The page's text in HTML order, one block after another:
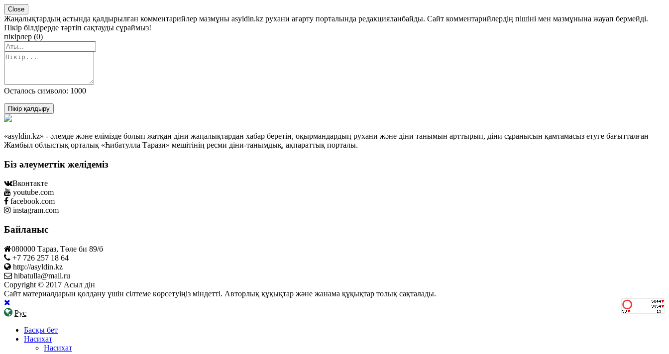
Close
Жаңалықтардың астында қалдырылған комментарийлер мазмұны asyldin.kz рухани ағарту порталында редакцияланбайды. Сайт комментарийлердің пішіні мен мазмұнына жауап бермейді.
Пікір білдірерде тәртіп сақтауды сұраймыз!
пікірлер (0)
Осталось символо: 1000
Пікір қалдыру
«asyldin.kz» - әлемде және елімізде болып жатқан діни жаңалықтардан хабар беретін, оқырмандардың рухани және діни танымын арттырып, діни сұранысын қамтамасыз етуге бағытталған
Жамбыл облыстық орталық «Һибатулла Тарази» мешітінің ресми діни-танымдық, ақпараттық порталы.
Біз әлеуметтік желідеміз
Вконтакте
youtube.com
facebook.com
instagram.com
Байланыс
080000 Тараз, Төле би 89/б
+7 726 257 18 64
http://asyldin.kz
hibatulla@mail.ru
Copyright © 2017 Асыл дін
Сайт материалдарын қолдану үшін сілтеме көрсетуіңіз міндетті. Авторлық құқықтар және жанама құқықтар толық сақталады.
Рус
Басқы бет
Насихат
Насихат